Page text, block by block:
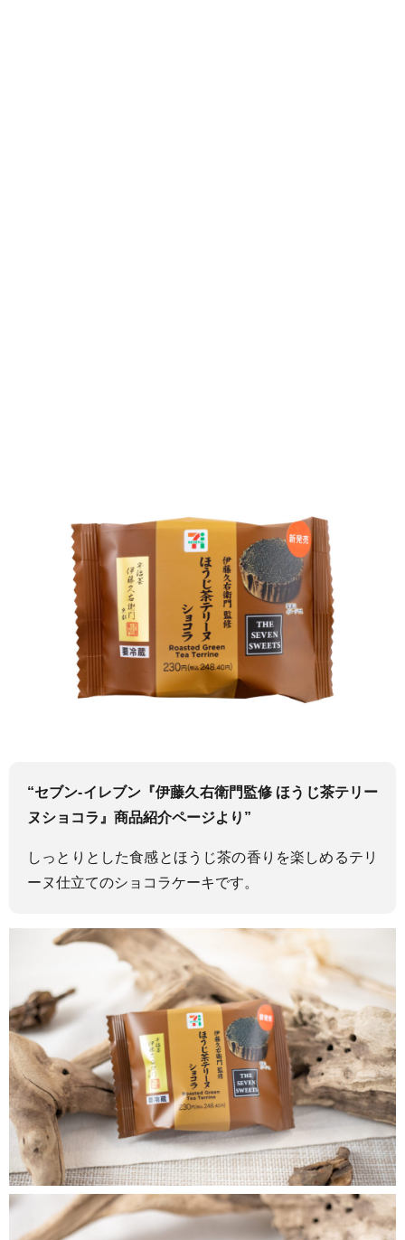
“セブン-イレブン『伊藤久右衛門監修 ほうじ茶テリー
ヌショコラ』商品紹介ページより”
しっとりとした食感とほうじ茶の香りを楽しめるテリ
ーヌ仕立てのショコラケーキです。